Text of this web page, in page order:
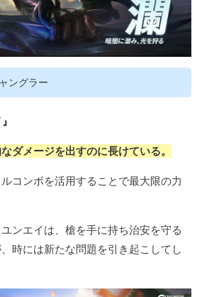
ングラー
ダメージを出すのに長けている。
コンボを活用することで最大限の力
ンエイは、槍を手に持ち治安を守る
時には新たな問題を引き起こしてし